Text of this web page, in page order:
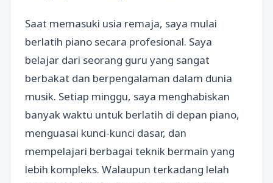
Saat memasuki usia remaja, saya mulai
berlatih piano secara profesional. Saya
belajar dari seorang guru yang sangat
berbakat dan berpengalaman dalam dunia
musik. Setiap minggu, saya menghabiskan
banyak waktu untuk berlatih di depan piano,
menguasai kunci-kunci dasar, dan
mempelajari berbagai teknik bermain yang
lebih kompleks. Walaupun terkadang lelah